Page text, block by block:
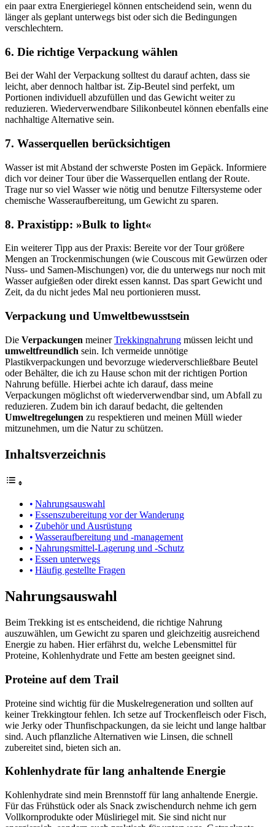
ein paar extra Energieriegel können entscheidend sein, wenn du
länger als geplant unterwegs bist oder sich die Bedingungen
verschlechtern.
6. Die richtige Verpackung wählen
Bei der Wahl der Verpackung solltest du darauf achten, dass sie
leicht, aber dennoch haltbar ist. Zip-Beutel sind perfekt, um
Portionen individuell abzufüllen und das Gewicht weiter zu
reduzieren. Wiederverwendbare Silikonbeutel können ebenfalls eine
nachhaltige Alternative sein.
7. Wasserquellen berücksichtigen
Wasser ist mit Abstand der schwerste Posten im Gepäck. Informiere
dich vor deiner Tour über die Wasserquellen entlang der Route.
Trage nur so viel Wasser wie nötig und benutze Filtersysteme oder
chemische Wasseraufbereitung, um Gewicht zu sparen.
8. Praxistipp: »Bulk to light«
Ein weiterer Tipp aus der Praxis: Bereite vor der Tour größere
Mengen an Trockenmischungen (wie Couscous mit Gewürzen oder
Nuss- und Samen-Mischungen) vor, die du unterwegs nur noch mit
Wasser aufgießen oder direkt essen kannst. Das spart Gewicht und
Zeit, da du nicht jedes Mal neu portionieren musst.
Verpackung und Umweltbewusstsein
Die Verpackungen meinerTrekkingnahrung müssen leicht und
umweltfreundlich sein. Ich vermeide unnötige
Plastikverpackungen und bevorzuge wiederverschließbare Beutel
oder Behälter, die ich zu Hause schon mit der richtigen Portion
Nahrung befülle. Hierbei achte ich darauf, dass meine
Verpackungen möglichst oft wiederverwendbar sind, um Abfall zu
reduzieren. Zudem bin ich darauf bedacht, die geltenden
Umweltregelungen zu respektieren und meinen Müll wieder
mitzunehmen, um die Natur zu schützen.
Inhaltsverzeichnis
Nahrungsauswahl
Essenszubereitung vor der Wanderung
Zubehör und Ausrüstung
Wasseraufbereitung und -management
Nahrungsmittel-Lagerung und -Schutz
Essen unterwegs
Häufig gestellte Fragen
Nahrungsauswahl
Beim Trekking ist es entscheidend, die richtige Nahrung
auszuwählen, um Gewicht zu sparen und gleichzeitig ausreichend
Energie zu haben. Hier erfährst du, welche Lebensmittel für
Proteine, Kohlenhydrate und Fette am besten geeignet sind.
Proteine auf dem Trail
Proteine sind wichtig für die Muskelregeneration und sollten auf
keiner Trekkingtour fehlen. Ich setze auf Trockenfleisch oder Fisch,
wie Jerky oder Thunfischpackungen, da sie leicht und lange haltbar
sind. Auch pflanzliche Alternativen wie Linsen, die schnell
zubereitet sind, bieten sich an.
Kohlenhydrate für lang anhaltende Energie
Kohlenhydrate sind mein Brennstoff für lang anhaltende Energie.
Für das Frühstück oder als Snack zwischendurch nehme ich gern
Vollkornprodukte oder Müsliriegel mit. Sie sind nicht nur